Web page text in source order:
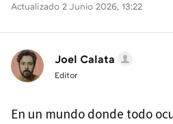
Actualizado 2 Junio 2026, 13:22
Joel Calata
Editor
En un mundo donde todo